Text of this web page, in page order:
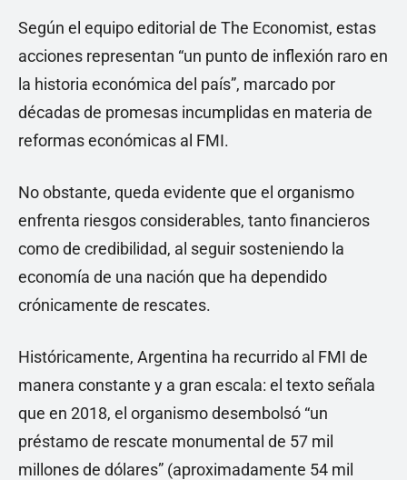
Según el equipo editorial de The Economist, estas
acciones representan “un punto de inflexión raro en
la historia económica del país”, marcado por
décadas de promesas incumplidas en materia de
reformas económicas al FMI.
No obstante, queda evidente que el organismo
enfrenta riesgos considerables, tanto financieros
como de credibilidad, al seguir sosteniendo la
economía de una nación que ha dependido
crónicamente de rescates.
Históricamente, Argentina ha recurrido al FMI de
manera constante y a gran escala: el texto señala
que en 2018, el organismo desembolsó “un
préstamo de rescate monumental de 57 mil
millones de dólares” (aproximadamente 54 mil